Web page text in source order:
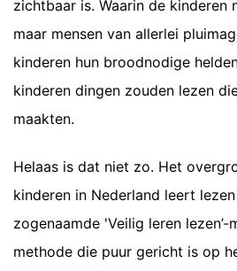
zichtbaar is. Waarin de kinderen
maar mensen van allerlei
kinderen hun broodnodige
kinderen dingen zouden lezen
maakten.
Helaas is dat niet zo. Het
kinderen in Nederland leert
zogenaamde 'Veilig leren lezen’-
methode die puur gericht is op